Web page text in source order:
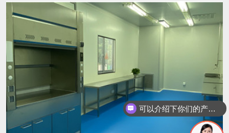
可以介绍下你们的产品么？
你们是怎么收费的呢？